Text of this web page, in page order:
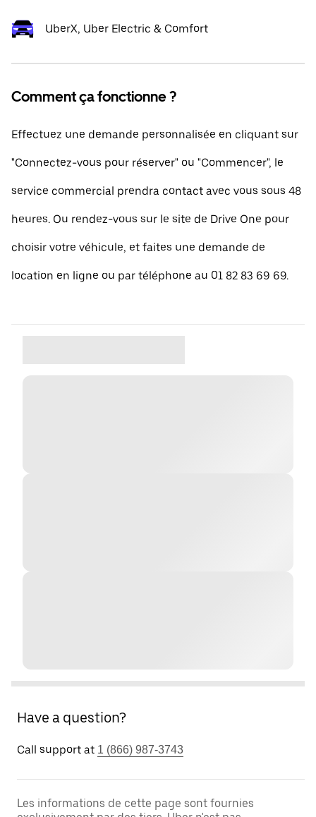
UberX, Uber Electric & Comfort
Comment ça fonctionne ?
Effectuez une demande personnalisée en cliquant sur
"Connectez-vous pour réserver" ou "Commencer", le
service commercial prendra contact avec vous sous 48
heures. Ou rendez-vous sur le site de Drive One pour
choisir votre véhicule, et faites une demande de
location en ligne ou par téléphone au 01 82 83 69 69.
Have a question?
Call support at 1 (866) 987-3743
Les informations de cette page sont fournies